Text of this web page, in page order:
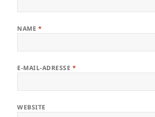
NAME *
E-MAIL-ADRESSE *
WEBSITE